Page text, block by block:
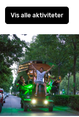
Vis alle aktiviteter